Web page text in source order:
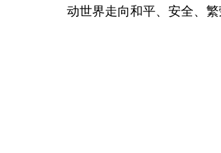
动世界走向和平、安全、繁